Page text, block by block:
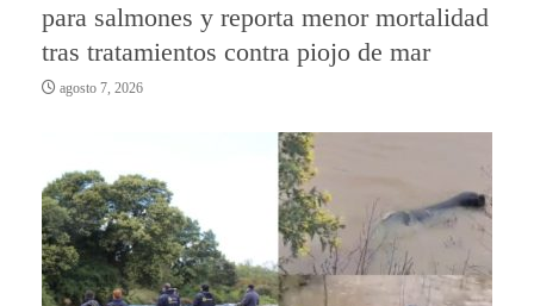
para salmones y reporta menor mortalidad
tras tratamientos contra piojo de mar
agosto 7, 2026